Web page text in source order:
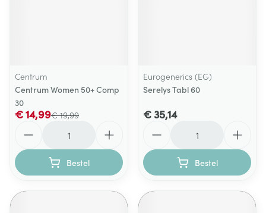
Centrum
Centrum Women 50+ Comp
30
€ 19,99
€ 14,99
Bestel
Eurogenerics (EG)
Serelys Tabl 60
€ 35,14
Bestel